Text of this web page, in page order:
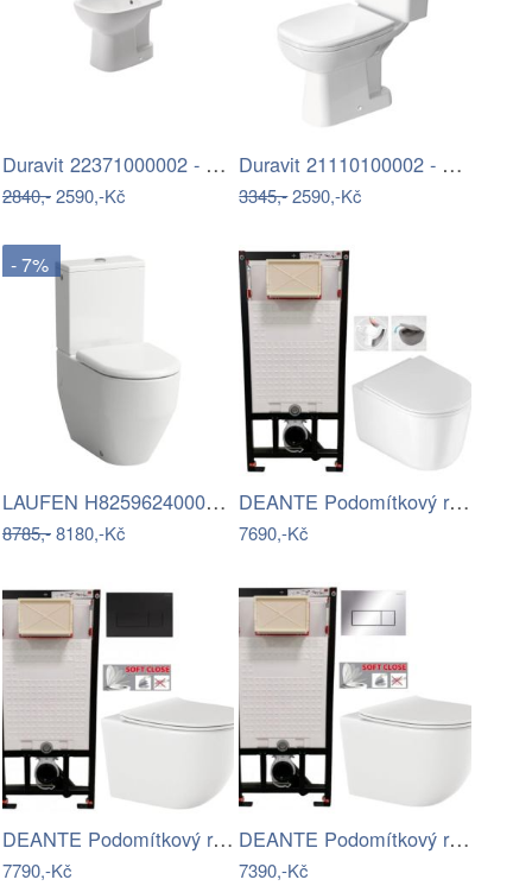
Duravit 22371000002 - Stojící bidet D…
2840,-2590,-Kč
Duravit 21110100002 - WC kombi D-CODE…
3345,-2590,-Kč
- 7%
LAUFEN H8259624000001 - WC mísa PRO…
8785,-8180,-Kč
DEANTE Podomítkový rám, pro závěsné WC…
7690,-Kč
DEANTE Podomítkový rám, pro závěsné WC…
7790,-Kč
DEANTE Podomítkový rám, pro závěsné WC…
7390,-Kč